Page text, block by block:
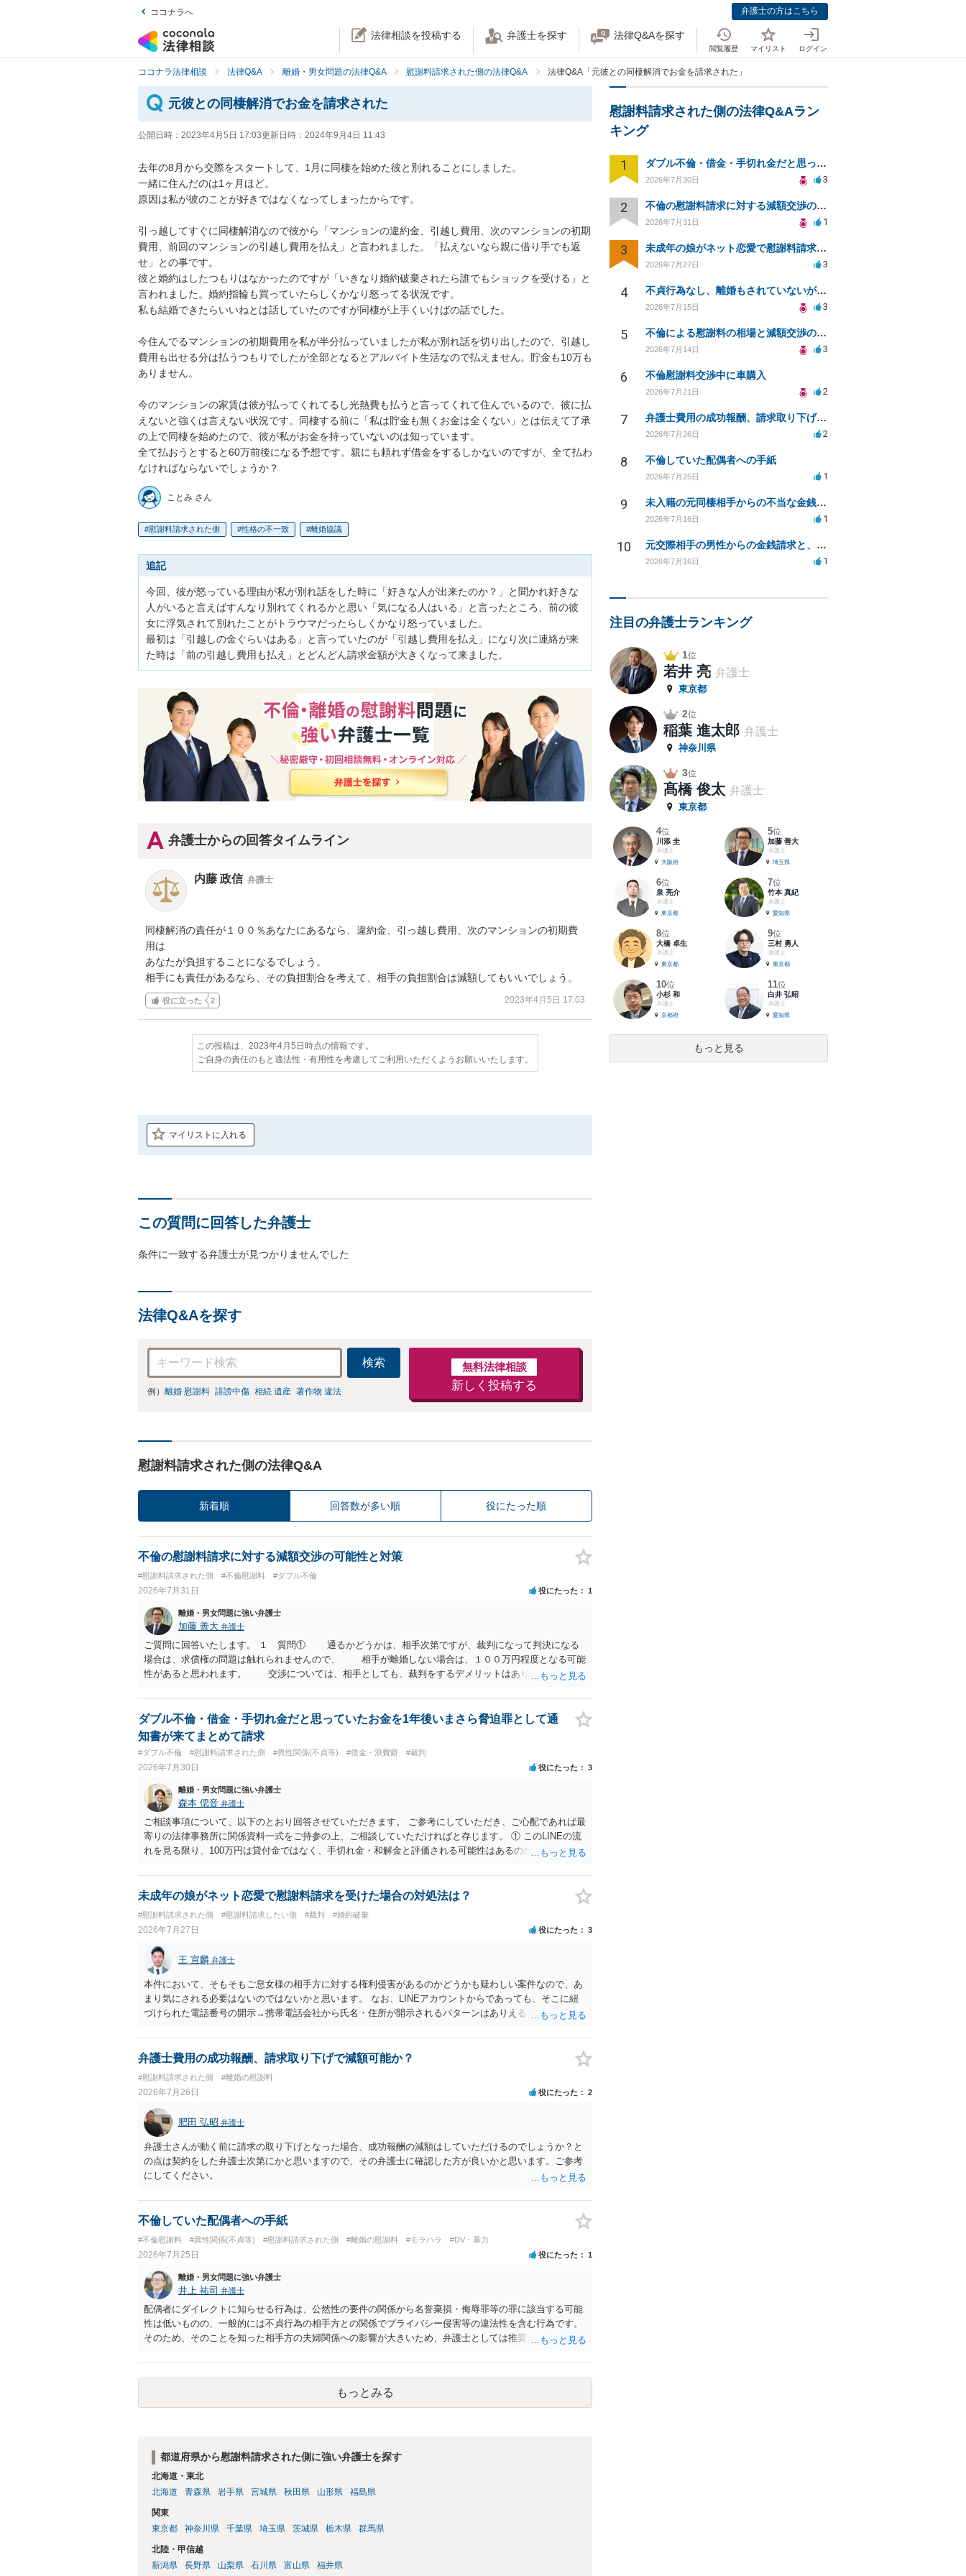
ココナラへ 弁護士の方はこちら
法律相談を投稿する 弁護士を探す 法律Q&Aを探す
閲覧履歴 マイリスト ログイン
ココナラ法律相談 法律Q&A 離婚・男女問題の法律Q&A 慰謝料請求された側の法律Q&A 法律Q&A「元彼との同棲解消でお金を請求された」
元彼との同棲解消でお金を請求された
公開日時： 2023年4月5日 17:03更新日時： 2024年9月4日 11:43
去年の8月から交際をスタートして、1月に同棲を始めた彼と別れることにしました。
一緒に住んだのは1ヶ月ほど。
原因は私が彼のことが好きではなくなってしまったからです。
引っ越してすぐに同棲解消なので彼から「マンションの違約金、引越し費用、次のマンションの初期
費用、前回のマンションの引越し費用を払え」と言われました。「払えないなら親に借り手でも返
せ」との事です。
彼と婚約はしたつもりはなかったのですが「いきなり婚約破棄されたら誰でもショックを受ける」と
言われました。婚約指輪も買っていたらしくかなり怒ってる状況です。
私も結婚できたらいいねとは話していたのですが同棲が上手くいけばの話でした。
今住んでるマンションの初期費用を私が半分払っていましたが私が別れ話を切り出したので、引越し
費用も出せる分は払うつもりでしたが全部となるとアルバイト生活なので払えません。貯金も10万も
ありません。
今のマンションの家賃は彼が払ってくれてるし光熱費も払うと言ってくれて住んでいるので、彼に払
えないと強くは言えない状況です。同棲する前に「私は貯金も無くお金は全くない」とは伝えて了承
の上で同棲を始めたので、彼が私がお金を持っていないのは知っています。
全て払おうとすると60万前後になる予想です。親にも頼れず借金をするしかないのですが、全て払わ
なければならないでしょうか？
ことみ さん
慰謝料請求された側 性格の不一致 離婚協議
追記
今回、彼が怒っている理由が私が別れ話をした時に「好きな人が出来たのか？」と聞かれ好きな
人がいると言えばすんなり別れてくれるかと思い「気になる人はいる」と言ったところ、前の彼
女に浮気されて別れたことがトラウマだったらしくかなり怒っていました。
最初は「引越しの金ぐらいはある」と言っていたのが「引越し費用を払え」になり次に連絡が来
た時は「前の引越し費用も払え」とどんどん請求金額が大きくなって来ました。
弁護士からの回答タイムライン
内藤 政信 弁護士
同棲解消の責任が１００％あなたにあるなら、違約金、引っ越し費用、次のマンションの初期費
用は
あなたが負担することになるでしょう。
相手にも責任があるなら、その負担割合を考えて、相手の負担割合は減額してもいいでしょう。
役に立った 2 2023年4月5日 17:03
この投稿は、2023年4月5日時点の情報です。
ご自身の責任のもと適法性・有用性を考慮してご利用いただくようお願いいたします。
マイリストに入れる
この質問に回答した弁護士
条件に一致する弁護士が見つかりませんでした
法律Q&Aを探す
検索
例） 離婚 慰謝料 誹謗中傷 相続 遺産 著作物 違法
無料法律相談
新しく投稿する
慰謝料請求された側の法律Q&A
新着順 回答数が多い順 役にたった順
不倫の慰謝料請求に対する減額交渉の可能性と対策
#慰謝料請求された側 #不倫慰謝料 #ダブル不倫
2026年7月31日 役にたった 1
離婚・男女問題に強い弁護士
加藤 善大 弁護士
ご質問に回答いたします。 １ 質問① 通るかどうかは、相手次第ですが、裁判になって判決になる
場合は、求償権の問題は触れられませんので、 相手が離婚しない場合は、１００万円程度となる可能
性があると思われます。 交渉については、相手としても、裁判をするデメリットはありますから（経
働く可能性は有り得ます。 交渉で解決する多くの場合は、相手が弁護士に依頼しているケースで、５
０万円以下で合意できる場合は稀であると思います。 通常は、６０万円から８０万円程度になること
が多いというのが私の印象です。 ２ 質問② ご記載の内容が減額を進めるうえでの交渉材料かと思
います。 なお、ご自身が離婚しないことは、交渉材料にはならないかと思いますので、ご注意くださ
い。 また、相手夫婦の婚姻関係が既に破綻していたことや、相手女性が結婚しているとは知らなかっ
たと主張することもありますが、 ケースバイケースですので、ご自身の場合にそれらの主張ができる
かはよくお考え下さい。 ３ 質問③ 違約金を５０万円とする旨の交渉をすることが妥当かどうかと
いう基準はありません。 公序良俗に反するような金額では、その条項自体が無効になり得ますが、
２００万円でも、５０万円でも、公序良俗に反するほど高額とはいえないと考えますので、 結局
は、妥当かどうかというよりも、ご自身が納得できるかどうかという基準でお考えいただくといいと思い
ます。 そのうえで、合意できるかは、相手も納得できるか否かにかかってはきますが。 ４ 質問④
ご記載の内容からは判断できないのですが、 清算条項を記載しないで合意することはリスクがあ
りますので、むしろ、原則としては、清算条項を記載するべきであるとお考えいただくといいです。 ご
質問に対する回答は以上ですが、可能であれば、ご依頼になるかは別として、お近くの弁護士に直接相談
されて、 今後の対応についてアドバイス等を求めることをお勧めいたします。 ご参考にしていただ
ければ幸いです。
ダブル不倫・借金・手切れ金だと思っていたお金を1年後いまさら脅迫罪として通
知書が来てまとめて請求
#ダブル不倫 #慰謝料請求された側 #異性関係(不貞等) #借金・浪費癖 #裁判
2026年7月30日 役にたった 3
離婚・男女問題に強い弁護士
森本 偲音 弁護士
ご相談事項について、以下のとおり回答させていただきます。 ご参考にしていただき、ご心配であれば最
寄りの法律事務所に関係資料一式をご持参の上、ご相談していただければと存じます。 ① このLINEの流
れを見る限り、100万円は貸付金ではなく、手切れ金・和解金と評価される可能性はあるのか ⇒LINEを含
金銭であったと評価される可能性はあると考えます。 ② 「今後一切関与しないなら100万円振り込む」と
いうLINEや誓約書は、裁判上どの程度証拠価値があるのか ⇒前後のやり取りや誓約書の具体的内容を見
から100万円を貸付扱いに変更することは認められるのか。 ⇒おそらく１００万円は不当利得（受け取る
正当な権利がないのに利益を取得した）として返還請求されているものかと推察しますので、 貸金返還で
はないかと存じます。 ④ 私は現在、収入も不安定で貯金もなくリボ払い借金が既に約100万あり。今年に
再婚したが主人はお金に厳しい為、一括で220万円を支払う事は困難 仮に裁判で敗訴した場合でも、分割
払いになる可能性はありますか。 ⇒判決となり敗訴してしまった場合は、強制執行により不動産等の財産
を差し押さえられ、そこから債権回収が図られることになりますが、 和解であれば柔軟な解決が可能で
すので、その場合は分割払いにより支払うことも十分可能です。 ⑤ このような事情であれば、私は120万
円のみ和解交渉を続けるべきでしょうか。 ⇒ご相談者様の認識を前提にすれば、１００万円も含めて返済
する必要はないと考えられるため、 120万円のみについて交渉を続けることがベターかと存じます。
未成年の娘がネット恋愛で慰謝料請求を受けた場合の対処法は？
#慰謝料請求された側 #慰謝料請求したい側 #裁判 #婚約破棄
2026年7月27日 役にたった 3
王 宣麟 弁護士
本件において、そもそもご息女様の相手方に対する権利侵害があるのかどうかも疑わしい案件なので、あ
まり気にされる必要はないのではないかと思います。 なお、LINEアカウントからであっても、そこに紐
づけられた電話番号の開示→携帯電話会社から氏名・住所が開示されるパターンはありえるものの、本件
ないかと推察します。
弁護士費用の成功報酬、請求取り下げで減額可能か？
#慰謝料請求された側 #離婚の慰謝料
2026年7月26日 役にたった 2
肥田 弘昭 弁護士
弁護士さんが動く前に請求の取り下げとなった場合、成功報酬の減額はしていただけるのでしょうか？と
の点は契約をした弁護士次第にかと思いますので、その弁護士に確認した方が良いかと思います。ご参考
にしてください。
不倫していた配偶者への手紙
#不倫慰謝料 #異性関係(不貞等) #慰謝料請求された側 #離婚の慰謝料 #モラハラ #DV・暴力
2026年7月25日 役にたった 1
離婚・男女問題に強い弁護士
井上 祐司 弁護士
配偶者にダイレクトに知らせる行為は、公然性の要件の関係から名誉棄損・侮辱罪等の罪に該当する可能
性は低いものの、一般的には不貞行為の相手方との関係でプライバシー侵害等の違法性を含む行為です。
そのため、そのことを知った相手方の夫婦関係への影響が大きいため、弁護士としては推奨しないことが
もっとみる
都道府県から慰謝料請求された側に強い弁護士を探す
北海道・東北
北海道
青森県 岩手県 宮城県 秋田県 山形県 福島県
関東
東京都
神奈川県 千葉県 埼玉県 茨城県 栃木県 群馬県
北陸・甲信越
新潟県
長野県 山梨県 石川県 富山県 福井県
慰謝料請求された側の法律Q&Aラン
キング
1 ダブル不倫・借金・手切れ金だと思っていたお金を1年後いまさら脅迫罪として通知書が来てまとめて請求
2026年7月30日 3
2 不倫の慰謝料請求に対する減額交渉の可能性と対策
2026年7月31日 1
3 未成年の娘がネット恋愛で慰謝料請求を受けた場合の対処法は？
2026年7月27日 3
4 不貞行為なし、離婚もされていないが奥様が作られた示談書にサインをしてしまいました。効力はありますか？
2026年7月15日 3
5 不倫による慰謝料の相場と減額交渉の可能性について
2026年7月14日 3
6 不倫慰謝料交渉中に車購入
2026年7月21日 2
7 弁護士費用の成功報酬、請求取り下げで減額可能か？
2026年7月26日 2
8 不倫していた配偶者への手紙
2026年7月25日 1
9 未入籍の元同棲相手からの不当な金銭請求と合意書面の強要について
2026年7月16日 1
10 元交際相手の男性からの金銭請求と、つきまとい行為について
2026年7月16日 1
注目の弁護士ランキング
1位
若井 亮 弁護士
東京都
2位
稲葉 進太郎 弁護士
神奈川県
3位
髙橋 俊太 弁護士
東京都
4位
川添 圭
弁護士
大阪府
5位
加藤 善大
弁護士
埼玉県
6位
泉 亮介
弁護士
東京都
7位
竹本 真紀
弁護士
愛知県
8位
大橋 卓生
弁護士
東京都
9位
三村 勇人
弁護士
東京都
10位
小杉 和
弁護士
京都府
11位
白井 弘昭
弁護士
愛知県
もっと見る